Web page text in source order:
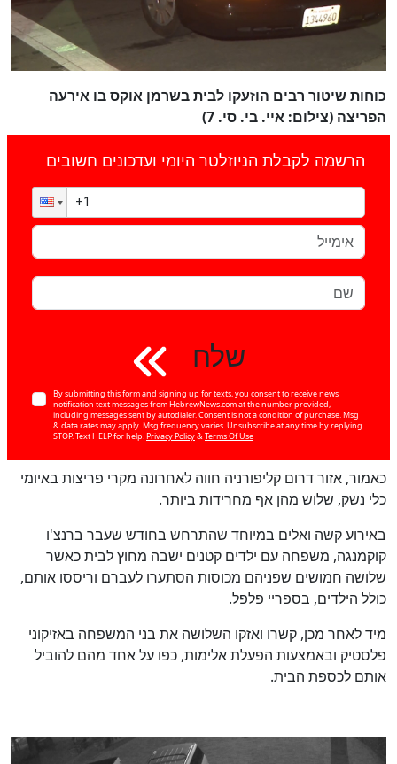
כוחות שיטור רבים הוזעקו לבית בשרמן אוקס בו אירעה
הפריצה (צילום: איי. בי. סי. 7)
הרשמה לקבלת הניוזלטר היומי ועדכונים חשובים
שלח
By submitting this form and signing up for texts, you consent to receive news
notification text messages from HebrewNews.com at the number provided,
including messages sent by autodialer. Consent is not a condition of purchase. Msg
& data rates may apply. Msg frequency varies. Unsubscribe at any time by replying
STOP. Text HELP for help. Privacy Policy& Terms Of Use
כאמור, אזור דרום קליפורניה חווה לאחרונה מקרי פריצות באיומי
כלי נשק, שלוש מהן אף מחרידות ביותר.
באירוע קשה ואלים במיוחד שהתרחש בחודש שעבר ברנצ'ו
קוקמנגה, משפחה עם ילדים קטנים ישבה מחוץ לבית כאשר
שלושה חמושים שפניהם מכוסות הסתערו לעברם וריססו אותם,
כולל הילדים, בספריי פלפל.
מיד לאחר מכן, קשרו ואזקו השלושה את בני המשפחה באזיקוני
פלסטיק ובאמצעות הפעלת אלימות, כפו על אחד מהם להוביל
אותם לכספת הבית.